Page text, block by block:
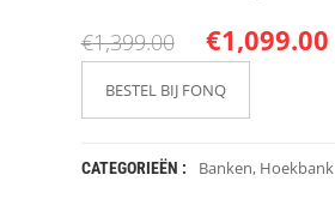
€1,399.00 €1,099.00
BESTEL BIJ FONQ
CATEGORIEËN : Banken, Hoekbank